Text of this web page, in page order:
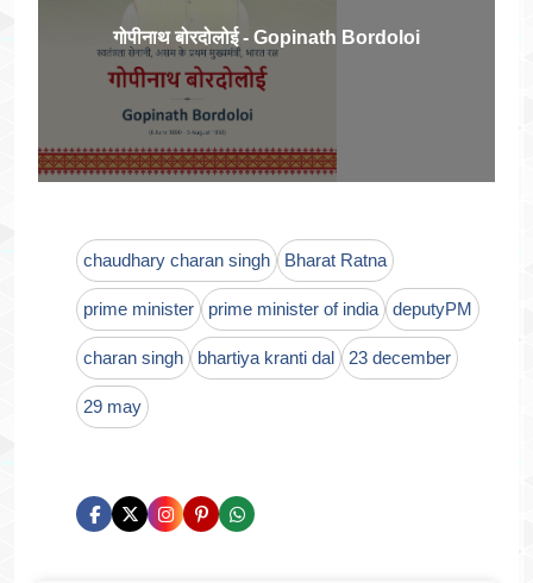
गोपीनाथ बोरदोलोई - Gopinath Bordoloi
chaudhary charan singh Bharat Ratna
prime minister prime minister of india deputyPM
charan singh bhartiya kranti dal 23 december
29 may